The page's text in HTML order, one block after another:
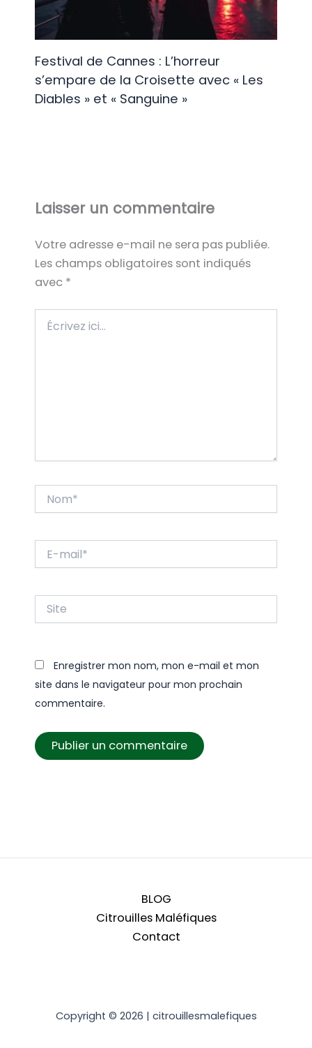
Festival de Cannes : L’horreur
s’empare de la Croisette avec « Les
Diables » et « Sanguine »
Laisser un commentaire
Votre adresse e-mail ne sera pas publiée.
Les champs obligatoires sont indiqués
avec *
ici…
mail*
Enregistrer mon nom, mon e-mail et mon
site dans le navigateur pour mon prochain
commentaire.
BLOG
Citrouilles Maléfiques
Contact
Copyright © 2026 | citrouillesmalefiques